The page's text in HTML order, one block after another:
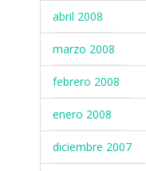
abril 2008
marzo 2008
febrero 2008
enero 2008
diciembre 2007